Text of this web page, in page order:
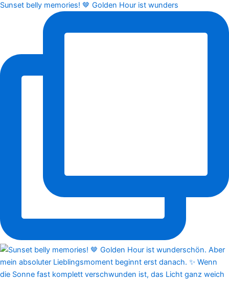
Sunset belly memories! 🤎 Golden Hour ist wunders